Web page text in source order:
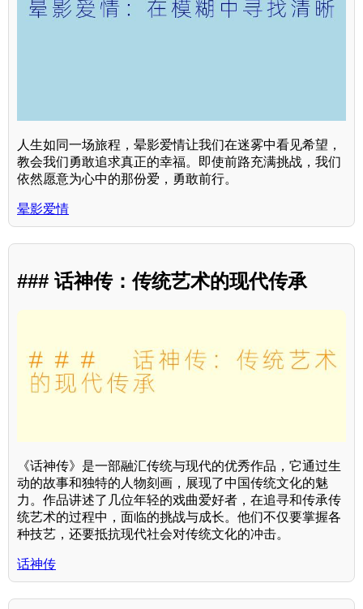
人生如同一场旅程，晕影爱情让我们在迷雾中看见希望，
教会我们勇敢追求真正的幸福。即使前路充满挑战，我们
依然愿意为心中的那份爱，勇敢前行。
晕影爱情
### 话神传：传统艺术的现代传承
《话神传》是一部融汇传统与现代的优秀作品，它通过生
动的故事和独特的人物刻画，展现了中国传统文化的魅
力。作品讲述了几位年轻的戏曲爱好者，在追寻和传承传
统艺术的过程中，面临的挑战与成长。他们不仅要掌握各
种技艺，还要抵抗现代社会对传统文化的冲击。
话神传